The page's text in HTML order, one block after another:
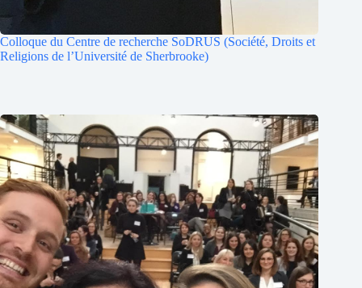
Colloque du Centre de recherche SoDRUS (Société, Droits et
Religions de l’Université de Sherbrooke)